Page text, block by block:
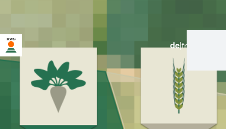
de|fr
Sie befinden sich auf der KWS Website für die Schweiz. Für
diese Seite existiert eine alternative Seite für Ihr Land:
Möchten Sie jetzt wechseln?
JETZT
WECHSELN
DIESMAL NICHT
WECHSELN
NICHT MEHR
FRAGEN